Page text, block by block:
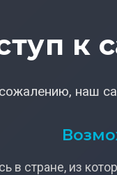
к
наш
в стране, из